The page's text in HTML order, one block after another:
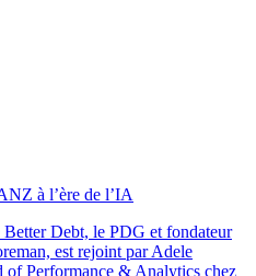
à l’ère de l’IA
Better Debt, le PDG et fondateur
est rejoint par Adele
of Performance & Analytics chez